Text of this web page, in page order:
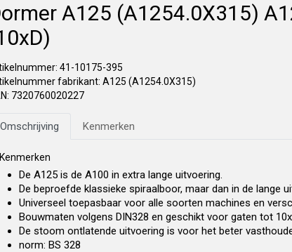
A125 (A1254.0X315)
41-10175-395
fabrikant: A125 (A1254.0X315)
7320760020227
Omschrijving Kenmerken
Kenmerken
De A125 is de A100 in extra lange uitvoering.
De beproefde klassieke spiraalboor, maar dan in de lange
Universeel toepasbaar voor alle soorten machines en
Bouwmaten volgens DIN328 en geschikt voor gaten tot
De stoom ontlatende uitvoering is voor het beter
norm: BS 328